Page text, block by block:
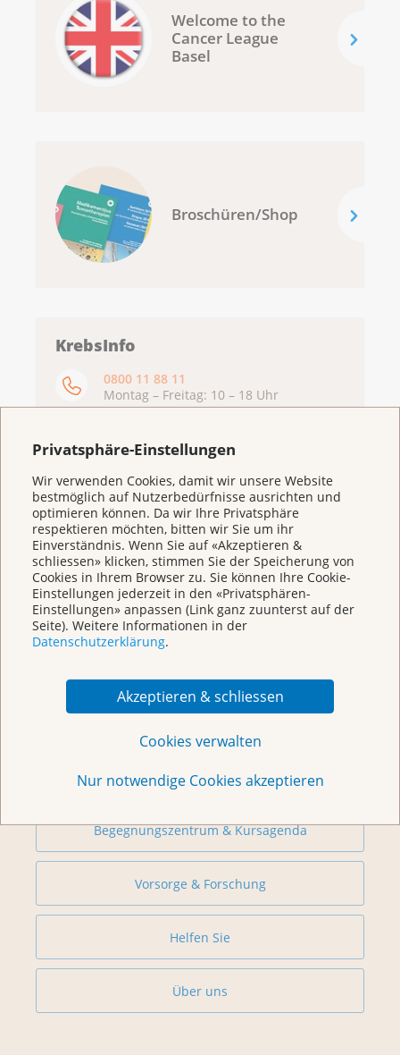
Privatsphäre-Einstellungen
Wir verwenden Cookies, damit wir unsere Website
bestmöglich auf Nutzerbedürfnisse ausrichten und
optimieren können. Da wir Ihre Privatsphäre
respektieren möchten, bitten wir Sie um ihr
Einverständnis. Wenn Sie auf «Akzeptieren &
schliessen» klicken, stimmen Sie der Speicherung von
Cookies in Ihrem Browser zu. Sie können Ihre Cookie-
Einstellungen jederzeit in den «Privatsphären-
Einstellungen» anpassen (Link ganz zuunterst auf der
Seite). Weitere Informationen in der
Datenschutzerklärung.
Akzeptieren & schliessen
Cookies verwalten
Nur notwendige Cookies akzeptieren
Welcome to the
Cancer League
Basel
Broschüren/Shop
KrebsInfo
0800 11 88 11
Montag – Freitag: 10 – 18 Uhr
mailto:krebsinfo@krebsliga.ch
Chat
KrebsInfo
Montag – Freitag: 10 – 18 Uhr
Weitere Themen
Beratung
Begegnungszentrum & Kursagenda
Vorsorge & Forschung
Helfen Sie
Über uns